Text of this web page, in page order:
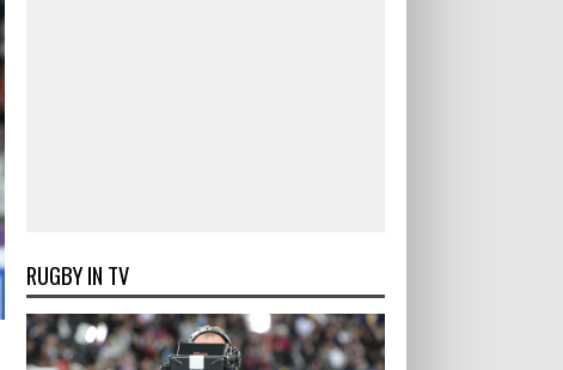
RUGBY IN TV